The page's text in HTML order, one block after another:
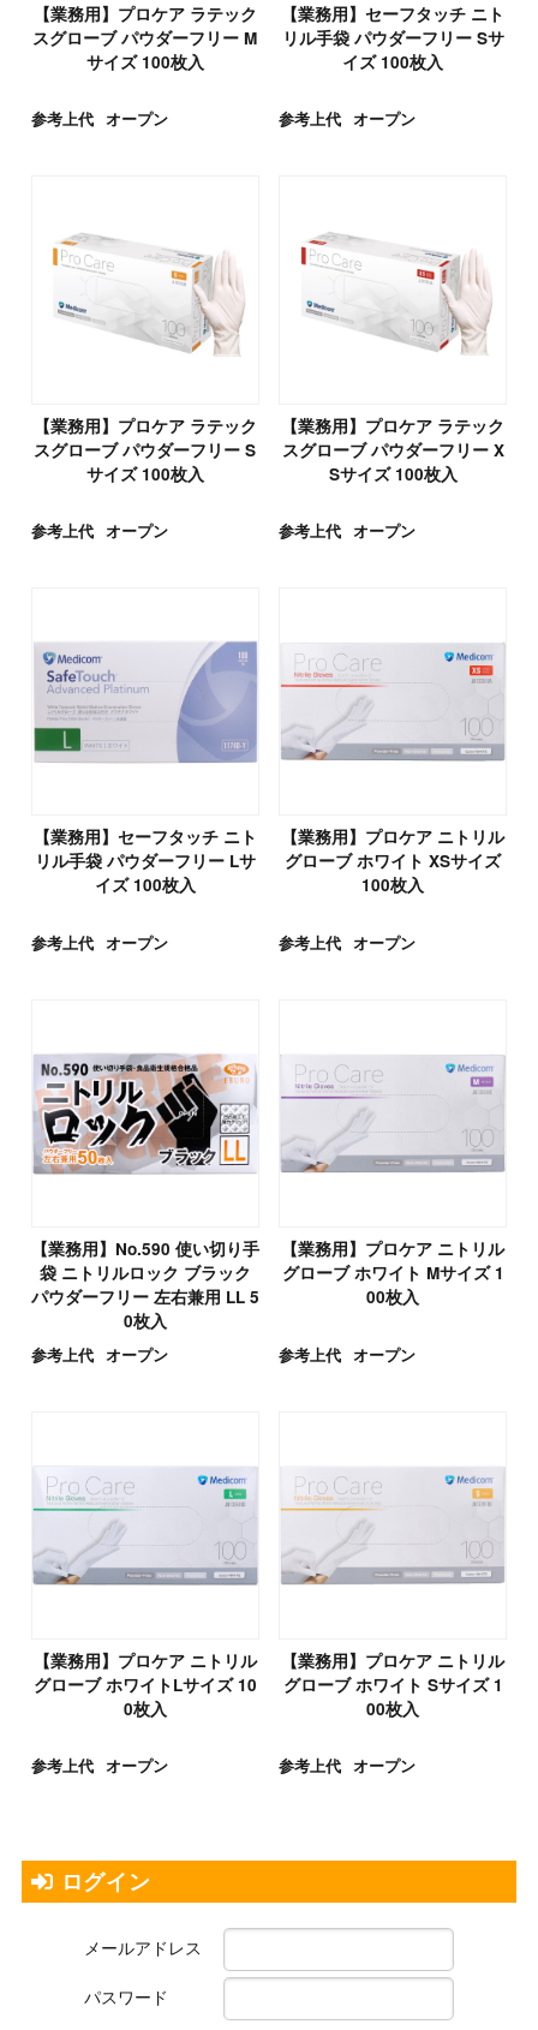
【業務用】プロケア ラテック
スグローブ パウダーフリー M
サイズ 100枚入
参考上代 オープン
【業務用】セーフタッチ ニト
リル手袋 パウダーフリー Sサ
イズ 100枚入
参考上代 オープン
【業務用】プロケア ラテック
スグローブ パウダーフリー S
サイズ 100枚入
参考上代 オープン
【業務用】プロケア ラテック
スグローブ パウダーフリー X
Sサイズ 100枚入
参考上代 オープン
【業務用】セーフタッチ ニト
リル手袋 パウダーフリー Lサ
イズ 100枚入
参考上代 オープン
【業務用】プロケア ニトリル
グローブ ホワイト XSサイズ
100枚入
参考上代 オープン
【業務用】No.590 使い切り手
袋 ニトリルロック ブラック
パウダーフリー 左右兼用 LL 5
0枚入
参考上代 オープン
【業務用】プロケア ニトリル
グローブ ホワイト Mサイズ 1
00枚入
参考上代 オープン
【業務用】プロケア ニトリル
グローブ ホワイトLサイズ 10
0枚入
参考上代 オープン
【業務用】プロケア ニトリル
グローブ ホワイト Sサイズ 1
00枚入
参考上代 オープン
ログイン
メールアドレス
パスワード